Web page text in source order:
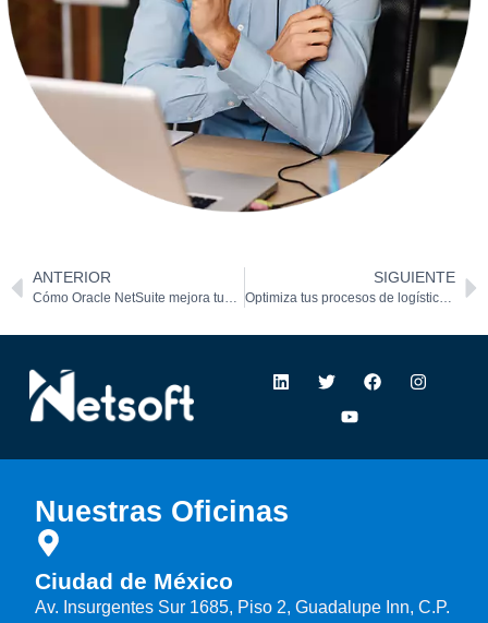
ANTERIOR
Cómo Oracle NetSuite mejora tus finanzas
SIGUIENTE
Optimiza tus procesos de logística con Oracle NetSuite
Nuestras Oficinas
Ciudad de México
Av. Insurgentes Sur 1685, Piso 2, Guadalupe Inn, C.P.